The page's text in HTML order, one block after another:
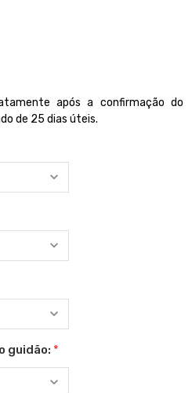
após a confirmação do
de 25 dias úteis.
guidão: *